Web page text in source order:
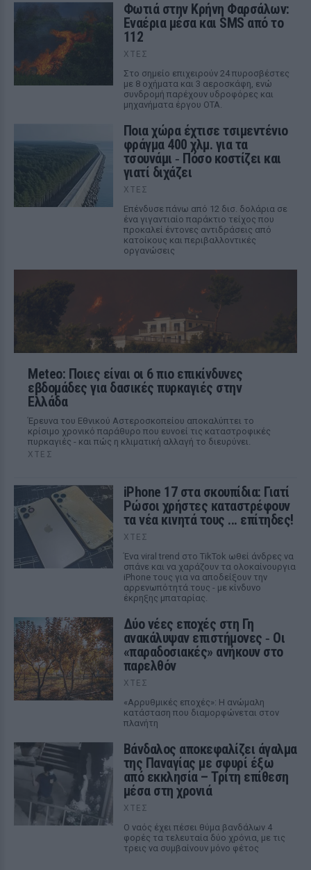
Φωτιά στην Κρήνη Φαρσάλων:
Εναέρια μέσα και SMS από το
112
ΧΤΕΣ
Στο σημείο επιχειρούν 24 πυροσβέστες
με 8 οχήματα και 3 αεροσκάφη, ενώ
συνδρομή παρέχουν υδροφόρες και
μηχανήματα έργου ΟΤΑ.
Ποια χώρα έχτισε τσιμεντένιο
φράγμα 400 χλμ. για τα
τσουνάμι ‑ Πόσο κοστίζει και
γιατί διχάζει
ΧΤΕΣ
Επένδυσε πάνω από 12 δισ. δολάρια σε
ένα γιγαντιαίο παράκτιο τείχος που
προκαλεί έντονες αντιδράσεις από
κατοίκους και περιβαλλοντικές
οργανώσεις
Meteo: Ποιες είναι οι 6 πιο επικίνδυνες
εβδομάδες για δασικές πυρκαγιές στην
Ελλάδα
Έρευνα του Εθνικού Αστεροσκοπείου αποκαλύπτει το
κρίσιμο χρονικό παράθυρο που ευνοεί τις καταστροφικές
πυρκαγιές - και πώς η κλιματική αλλαγή το διευρύνει.
ΧΤΕΣ
iPhone 17 στα σκουπίδια: Γιατί
Ρώσοι χρήστες καταστρέφουν
τα νέα κινητά τους ... επίτηδες!
ΧΤΕΣ
Ένα viral trend στο TikTok ωθεί άνδρες να
σπάνε και να χαράζουν τα ολοκαίνουργια
iPhone τους για να αποδείξουν την
αρρενωπότητά τους - με κίνδυνο
έκρηξης μπαταρίας.
Δύο νέες εποχές στη Γη
ανακάλυψαν επιστήμονες ‑ Oι
«παραδοσιακές» ανήκουν στο
παρελθόν
ΧΤΕΣ
«Αρρυθμικές εποχές»: Η ανώμαλη
κατάσταση που διαμορφώνεται στον
πλανήτη
Βάνδαλος αποκεφαλίζει άγαλμα
της Παναγίας με σφυρί έξω
από εκκλησία – Τρίτη επίθεση
μέσα στη χρονιά
ΧΤΕΣ
Ο ναός έχει πέσει θύμα βανδάλων 4
φορές τα τελευταία δύο χρόνια, με τις
τρεις να συμβαίνουν μόνο φέτος